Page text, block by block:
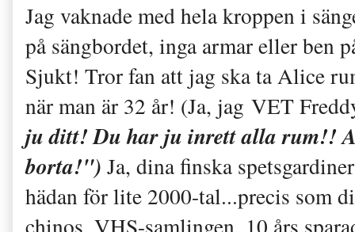
Jag vaknade med hela kroppen i
på sängbordet, inga armar eller ben
Sjukt! Tror fan att jag ska ta Alice
när man är 32 år! (Ja, jag VET
ju ditt! Du har ju inrett alla rum!!
borta!") Ja, dina finska
hädan för lite 2000-tal...precis som